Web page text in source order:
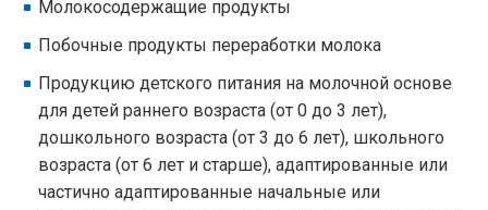
Молокосодержащие продукты
Побочные продукты переработки молока
Продукцию детского питания на молочной основе
для детей раннего возраста (от 0 до 3 лет),
дошкольного возраста (от 3 до 6 лет), школьного
возраста (от 6 лет и старше), адаптированные или
частично адаптированные начальные или